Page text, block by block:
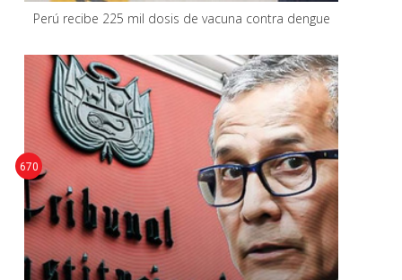
Perú recibe 225 mil dosis de vacuna contra dengue
670